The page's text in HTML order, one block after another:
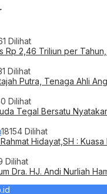
Dilihat
Rp 2,46 Triliun per
Dilihat
Putra, Tenaga Ahli
Dilihat
Tegal Bersatu
18154 Dilihat
Hidayat,SH :
Dilihat
Dra. HJ. Andi Nurliah